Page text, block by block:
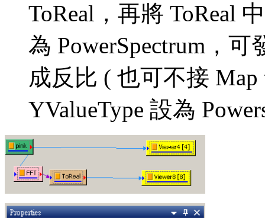
ToReal，再將 ToReal
為 PowerSpectrum，
成反比 ( 也可不接
YValueType 設為